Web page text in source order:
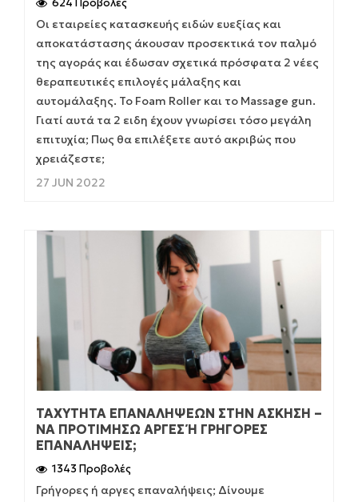
624 Προβολές
Οι εταιρείες κατασκευής ειδών ευεξίας και
αποκατάστασης άκουσαν προσεκτικά τον παλμό
της αγοράς και έδωσαν σχετικά πρόσφατα 2 νέες
θεραπευτικές επιλογές μάλαξης και
αυτομάλαξης. Το Foam Roller και το Massage gun.
Γιατί αυτά τα 2 ειδη έχουν γνωρίσει τόσο μεγάλη
επιτυχία; Πως θα επιλέξετε αυτό ακριβώς που
χρειάζεστε;
27 JUN 2022
ΤΑΧΎΤΗΤΑ ΕΠΑΝΑΛΉΨΕΩΝ ΣΤΗΝ ΆΣΚΗΣΗ –
ΝΑ ΠΡΟΤΙΜΉΣΩ ΑΡΓΈΣ Ή ΓΡΉΓΟΡΕΣ Ε
ΠΑΝΑΛΉΨΕΙΣ;
1343 Προβολές
Γρήγορες ή αργες επαναλήψεις; Δίνουμε